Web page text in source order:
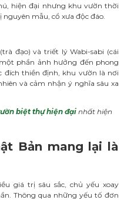
hiện đại nhưng khu vườn thời
mẫu, cổ xưa độc đáo.
đạo) và triết lý Wabi-sabi (cái
phần ảnh hưởng đến phong
đích thiền định, khu vườn là nơi
và cảm nhận ý nghĩa sâu xa
biệt thự hiện đại nhất hiện
Bản mang lại là
giá trị sâu sắc, chủ yếu xoay
Thông qua những yếu tố đơn